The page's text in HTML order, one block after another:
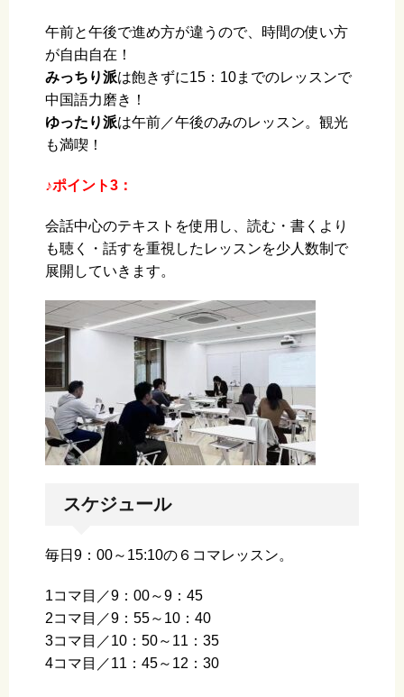
午前と午後で進め方が違うので、時間の使い方
が自由自在！
みっちり派は飽きずに15：10までのレッスンで
中国語力磨き！
ゆったり派は午前／午後のみのレッスン。観光
も満喫！
♪ポイント3：
会話中心のテキストを使用し、読む・書くより
も聴く・話すを重視したレッスンを少人数制で
展開していきます。
スケジュール
毎日9：00～15:10の６コマレッスン。
1コマ目／9：00～9：45
2コマ目／9：55～10：40
3コマ目／10：50～11：35
4コマ目／11：45～12：30